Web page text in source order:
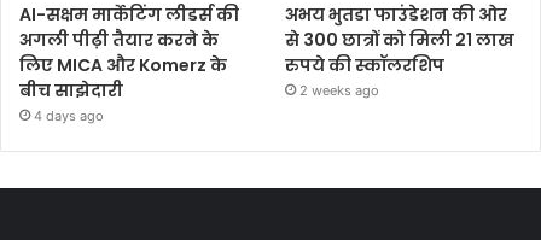
AI-सक्षम मार्केटिंग लीडर्स की
अगली पीढ़ी तैयार करने के
लिए MICA और Komerz के
बीच साझेदारी
4 days ago
अभय भुतडा फाउंडेशन की ओर
से 300 छात्रों को मिली 21 लाख
रुपये की स्कॉलरशिप
2 weeks ago